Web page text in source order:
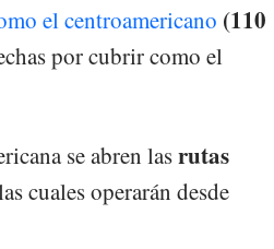
el centroamericano (110
por cubrir como el
se abren lasrutas
cuales operarán desde